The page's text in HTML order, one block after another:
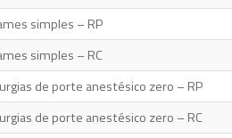
simples – RP
simples – RC
de porte anestésico zero – RP
de porte anestésico zero – RC